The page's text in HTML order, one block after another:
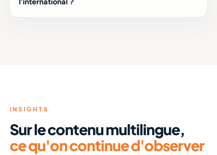
INSIGHTS
Sur le contenu multilingue,
ce qu'on continue d'observer